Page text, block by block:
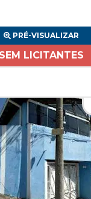
PRÉ-VISUALIZAR
SEM LICITANTES